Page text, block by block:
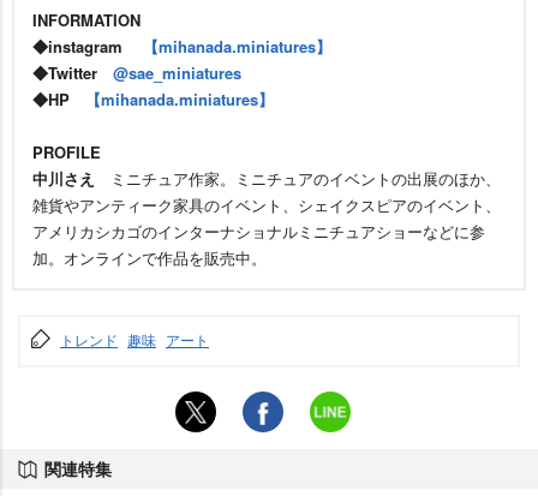
INFORMATION
◆instagram
【mihanada.miniatures】
◆Twitter @sae_miniatures
◆HP
【mihanada.miniatures】
PROFILE
中川さえ
ミニチュア作家。ミニチュアのイベントの出展のほか、
雑貨やアンティーク家具のイベント、シェイクスピアのイベント、
アメリカシカゴのインターナショナルミニチュアショーなどに参
加。オンラインで作品を販売中。
トレンド 趣味 アート
関連特集